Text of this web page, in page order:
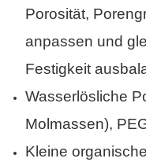
Porosität,
anpassen und
Festigkeit
Wasserlösliche
Molmassen),
Kleine